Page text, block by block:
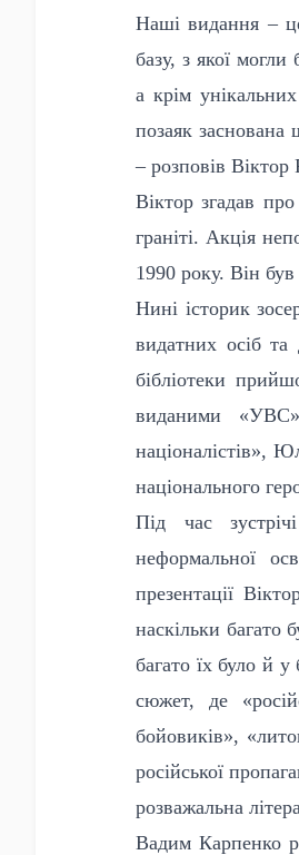
Наші видання –
базу, з якої
а крім
позаяк заснована
– розповів Віктор
Віктор згадав
граніті. Акція
1990 року. Він
Нині історик
видатних осіб та
бібліотеки
виданими
націоналістів»,
національного
Під час
неформальної
презентації
наскільки багато
багато їх було й
сюжет, де
бойовиків»,
російської
розважальна
Вадим Карпенко